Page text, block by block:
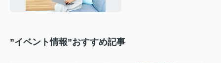
”イベント情報”おすすめ記事